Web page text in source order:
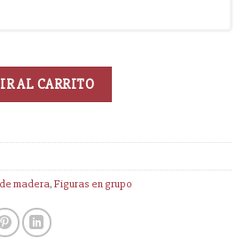
AL CARRITO
madera,Figuras en grupo